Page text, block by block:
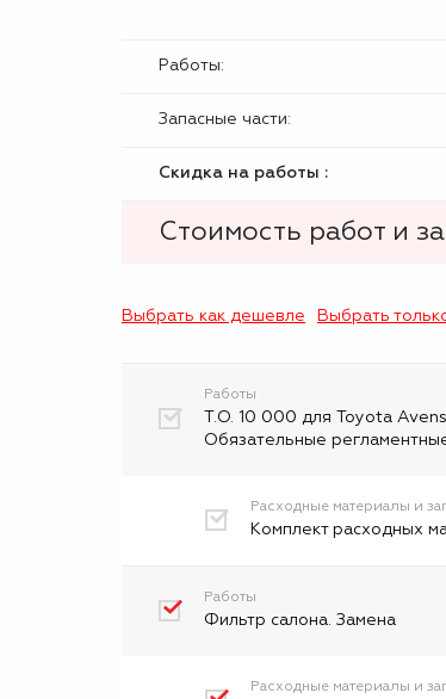
Работы:
Запасные части:
Скидка на работы :
Стоимость работ и
Выбрать как дешевле Выбрать
Работы
Т.О. 10 000 для Toyota
Обязательные
Расходные материалы и
Комплект расходных
Работы
Фильтр салона. Замена
Расходные материалы и